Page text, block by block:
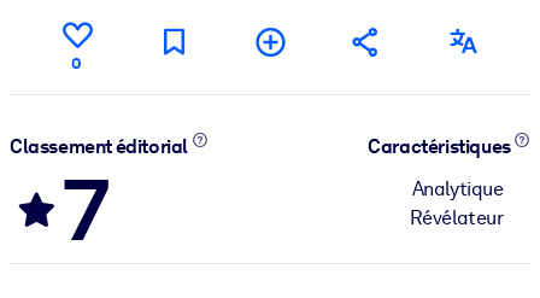
0
Classement éditorial
7
Caractéristiques
Analytique
Révélateur